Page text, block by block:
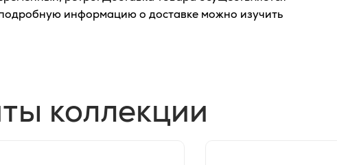
информацию о доставке можно изучить
коллекции